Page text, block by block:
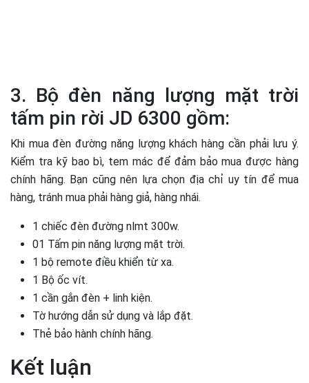
3. Bộ đèn năng lượng mặt trời
tấm pin rời JD 6300 gồm:
Khi mua đèn đường năng lượng khách hàng cần phải lưu ý.
Kiểm tra kỹ bao bì, tem mác để đảm bảo mua được hàng
chính hãng. Bạn cũng nên lựa chọn địa chỉ uy tín để mua
hàng, tránh mua phải hàng giả, hàng nhái.
1 chiếc đèn đường nlmt 300w.
01 Tấm pin năng lượng mặt trời.
1 bộ remote điều khiển từ xa.
1 Bộ ốc vít.
1 cần gắn đèn + linh kiện.
Tờ hướng dẫn sử dụng và lắp đặt.
Thẻ bảo hành chính hãng.
Kết luận